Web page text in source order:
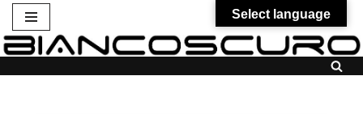
Vai
Select language